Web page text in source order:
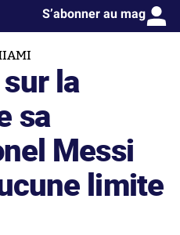
S’abonner au mag
la
sa
Messi
limite